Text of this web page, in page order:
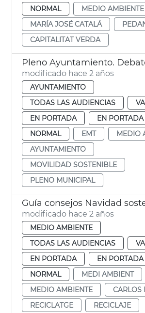
NORMAL
MEDIO AMBIENTE
MARÍA JOSÉ CATALÁ
CAPITALITAT VERDA
modificado hace 2 años
AYUNTAMIENTO
TODAS LAS AUDIENCIAS
EN PORTADA
EN
NORMAL
EMT
MEDIO
AYUNTAMIENTO
MOVILIDAD SOSTENIBLE
PLENO MUNICIPAL
Guía consejos Navidad
modificado hace 2 años
MEDIO AMBIENTE
TODAS LAS AUDIENCIAS
EN PORTADA
EN
NORMAL
MEDI AMBIENT
MEDIO AMBIENTE
CARLOS
RECICLATGE
RECICLAJE